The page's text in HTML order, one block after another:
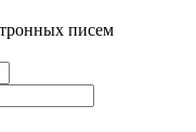
писем